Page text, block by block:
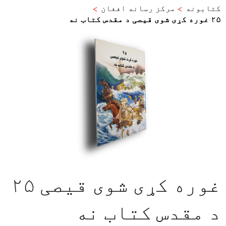
مرکز رسانه افغان
کتابونه
۲۵ غوره کړی شوی قیصی د مقدس کتاب نه
۲۵ غوره کړی شوی قیصی
د مقدس کتاب نه